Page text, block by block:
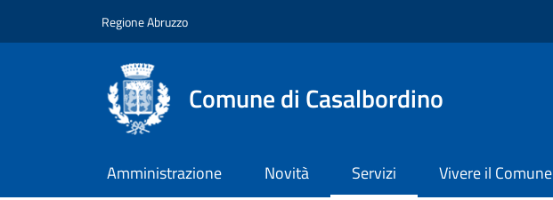
Regione Abruzzo
Comune di Casalbordino
Amministrazione Novità Servizi Vivere il Comune